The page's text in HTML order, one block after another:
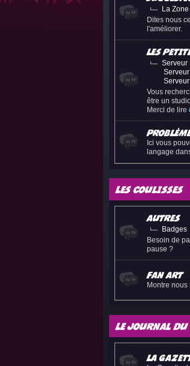
La
Dites nous
l'améliorer.
Les
Serveur
Vous
être un
Merci de lire
Ici vous
langage
Les coulisses
Autres
Badges
Besoin de
pause ?
Fan art
Montre nous
Le journal du
La